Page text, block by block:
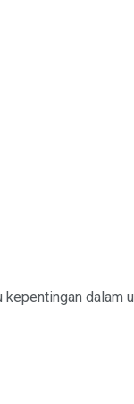
dalam